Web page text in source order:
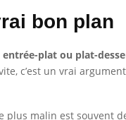
bon plan
entrée-plat ou plat-
c’est un vrai
malin est souvent